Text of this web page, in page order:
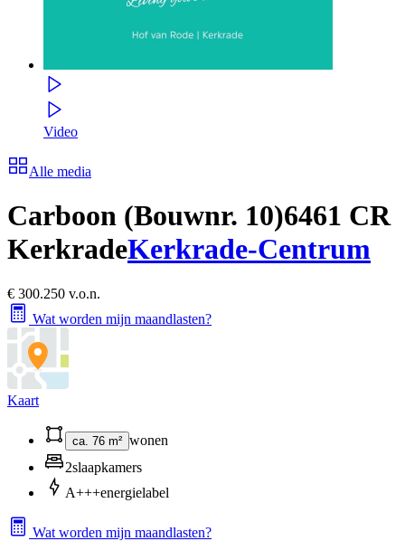
Video
Alle media
Carboon (Bouwnr. 10)6461 CR
KerkradeKerkrade-Centrum
€ 300.250 v.o.n.
Wat worden mijn maandlasten?
Kaart
ca. 76 m² wonen
2slaapkamers
A+++energielabel
Wat worden mijn maandlasten?